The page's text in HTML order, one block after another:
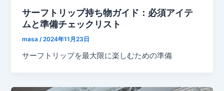
サーフトリップ持ち物ガイド：必須アイテ
ムと準備チェックリスト
masa/2024年11月23日
サーフトリップを最大限に楽しむための準備